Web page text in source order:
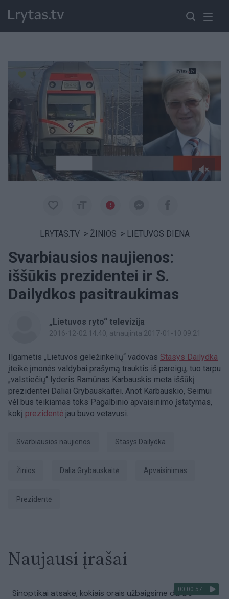
Paremkite Ukrainą
LRYTAS.TV > ŽINIOS > LIETUVOS DIENA
Svarbiausios naujienos:
iššūkis prezidentei ir S.
Dailydkos pasitraukimas
„Lietuvos ryto“ televizija
2016-12-02 14:40, atnaujinta 2017-01-10 09:21
Ilgametis „Lietuvos geležinkelių“ vadovas Stasys Dailydka
įteikė įmonės valdybai prašymą trauktis iš pareigų, tuo tarpu
„valstiečių“ lyderis Ramūnas Karbauskis meta iššūkį
prezidentei Daliai Grybauskaitei. Anot Karbauskio, Seimui
vėl bus teikiamas toks Pagalbinio apvaisinimo įstatymas,
kokį prezidentė jau buvo vetavusi.
svarbiausios naujienos Stasys Dailydka
Žinios Dalia Grybauskaitė apvaisinimas
prezidentė
Naujausi įrašai
00:00:57
Sinoptikai atsakė, kokiais orais užbaigsime darbo